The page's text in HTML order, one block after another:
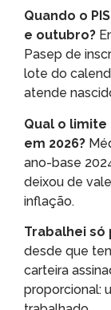
Quando o
e outubro?
Pasep de
lote do
atende
Qual o
em 2026?
ano-base
deixou de
inflação.
Trabalhei só
desde que
carteira
proporcional: